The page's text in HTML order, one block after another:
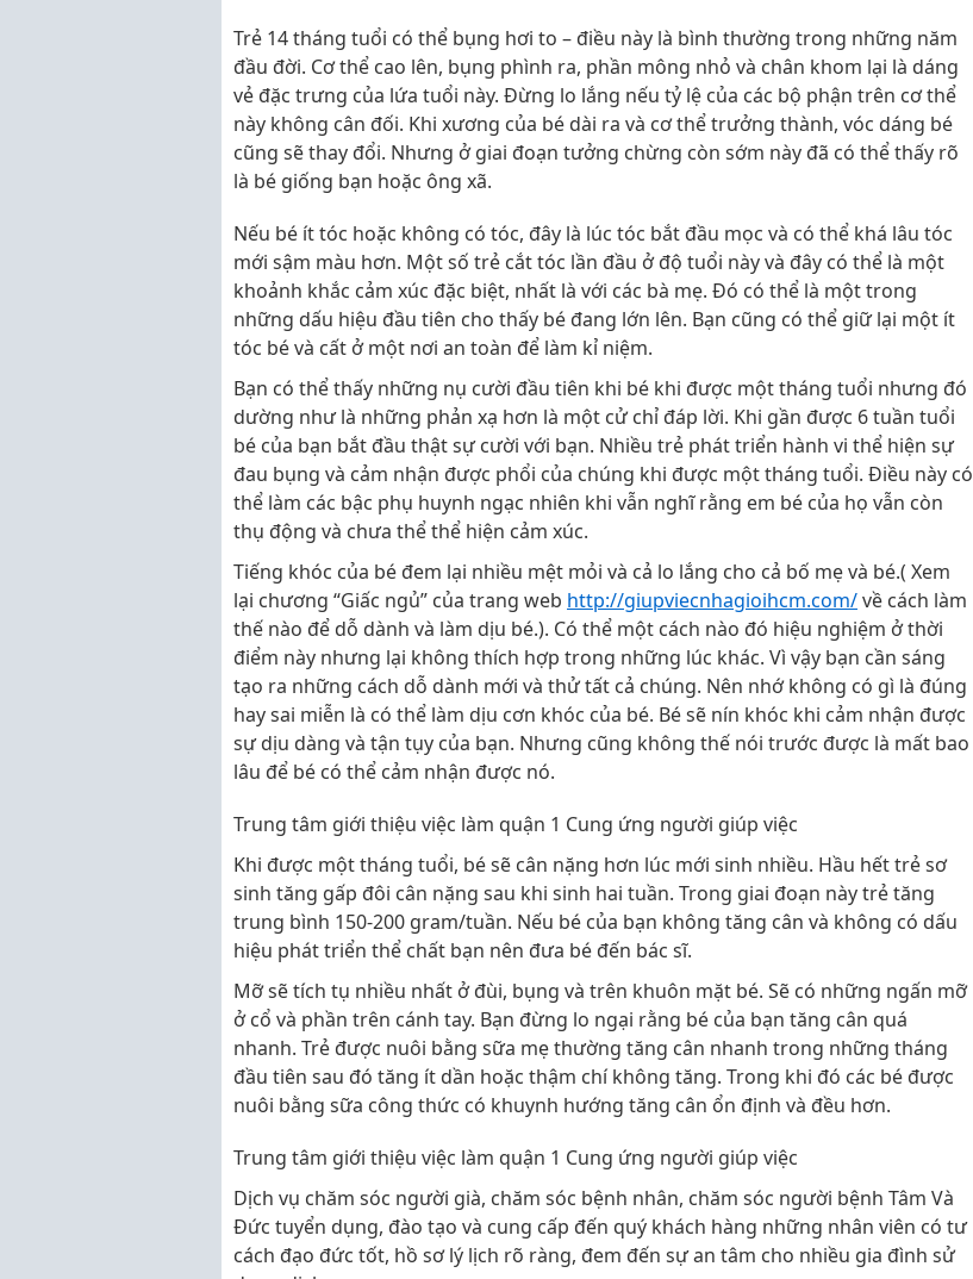
Trẻ 14 tháng tuổi có thể bụng hơi to – điều này là bình thường trong những năm
đầu đời. Cơ thể cao lên, bụng phình ra, phần mông nhỏ và chân khom lại là dáng
vẻ đặc trưng của lứa tuổi này. Đừng lo lắng nếu tỷ lệ của các bộ phận trên cơ thể
này không cân đối. Khi xương của bé dài ra và cơ thể trưởng thành, vóc dáng bé
cũng sẽ thay đổi. Nhưng ở giai đoạn tưởng chừng còn sớm này đã có thể thấy rõ
là bé giống bạn hoặc ông xã.
Nếu bé ít tóc hoặc không có tóc, đây là lúc tóc bắt đầu mọc và có thể khá lâu tóc
mới sậm màu hơn. Một số trẻ cắt tóc lần đầu ở độ tuổi này và đây có thể là một
khoảnh khắc cảm xúc đặc biệt, nhất là với các bà mẹ. Đó có thể là một trong
những dấu hiệu đầu tiên cho thấy bé đang lớn lên. Bạn cũng có thể giữ lại một ít
tóc bé và cất ở một nơi an toàn để làm kỉ niệm.
Bạn có thể thấy những nụ cười đầu tiên khi bé khi được một tháng tuổi nhưng đó
dường như là những phản xạ hơn là một cử chỉ đáp lời. Khi gần được 6 tuần tuổi
bé của bạn bắt đầu thật sự cười với bạn. Nhiều trẻ phát triển hành vi thể hiện sự
đau bụng và cảm nhận được phổi của chúng khi được một tháng tuổi. Điều này có
thể làm các bậc phụ huynh ngạc nhiên khi vẫn nghĩ rằng em bé của họ vẫn còn
thụ động và chưa thể thể hiện cảm xúc.
Tiếng khóc của bé đem lại nhiều mệt mỏi và cả lo lắng cho cả bố mẹ và bé.( Xem
lại chương “Giấc ngủ” của trang web http://giupviecnhagioihcm.com/về cách làm
thế nào để dỗ dành và làm dịu bé.). Có thể một cách nào đó hiệu nghiệm ở thời
điểm này nhưng lại không thích hợp trong những lúc khác. Vì vậy bạn cần sáng
tạo ra những cách dỗ dành mới và thử tất cả chúng. Nên nhớ không có gì là đúng
hay sai miễn là có thể làm dịu cơn khóc của bé. Bé sẽ nín khóc khi cảm nhận được
sự dịu dàng và tận tụy của bạn. Nhưng cũng không thế nói trước được là mất bao
lâu để bé có thể cảm nhận được nó.
Trung tâm giới thiệu việc làm quận 1 Cung ứng người giúp việc
Khi được một tháng tuổi, bé sẽ cân nặng hơn lúc mới sinh nhiều. Hầu hết trẻ sơ
sinh tăng gấp đôi cân nặng sau khi sinh hai tuần. Trong giai đoạn này trẻ tăng
trung bình 150-200 gram/tuần. Nếu bé của bạn không tăng cân và không có dấu
hiệu phát triển thể chất bạn nên đưa bé đến bác sĩ.
Mỡ sẽ tích tụ nhiều nhất ở đùi, bụng và trên khuôn mặt bé. Sẽ có những ngấn mỡ
ở cổ và phần trên cánh tay. Bạn đừng lo ngại rằng bé của bạn tăng cân quá
nhanh. Trẻ được nuôi bằng sữa mẹ thường tăng cân nhanh trong những tháng
đầu tiên sau đó tăng ít dần hoặc thậm chí không tăng. Trong khi đó các bé được
nuôi bằng sữa công thức có khuynh hướng tăng cân ổn định và đều hơn.
Trung tâm giới thiệu việc làm quận 1 Cung ứng người giúp việc
Dịch vụ chăm sóc người già, chăm sóc bệnh nhân, chăm sóc người bệnh Tâm Và
Đức tuyển dụng, đào tạo và cung cấp đến quý khách hàng những nhân viên có tư
cách đạo đức tốt, hồ sơ lý lịch rõ ràng, đem đến sự an tâm cho nhiều gia đình sử